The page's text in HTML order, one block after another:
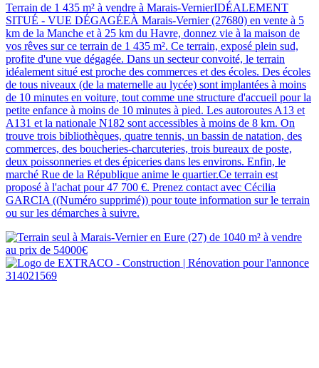
Terrain de 1 435 m² à vendre à Marais-VernierIDÉALEMENT
SITUÉ - VUE DÉGAGÉEÀ Marais-Vernier (27680) en vente à 5
km de la Manche et à 25 km du Havre, donnez vie à la maison de
vos rêves sur ce terrain de 1 435 m². Ce terrain, exposé plein sud,
profite d'une vue dégagée. Dans un secteur convoité, le terrain
idéalement situé est proche des commerces et des écoles. Des écoles
de tous niveaux (de la maternelle au lycée) sont implantées à moins
de 10 minutes en voiture, tout comme une structure d'accueil pour la
petite enfance à moins de 10 minutes à pied. Les autoroutes A13 et
A131 et la nationale N182 sont accessibles à moins de 8 km. On
trouve trois bibliothèques, quatre tennis, un bassin de natation, des
commerces, des boucheries-charcuteries, trois bureaux de poste,
deux poissonneries et des épiceries dans les environs. Enfin, le
marché Rue de la République anime le quartier.Ce terrain est
proposé à l'achat pour 47 700 €. Prenez contact avec Cécilia
GARCIA ((Numéro supprimé)) pour toute information sur le terrain
ou sur les démarches à suivre.